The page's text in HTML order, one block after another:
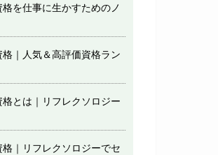
を仕事に生かすためのノ
｜人気＆高評価資格ラン
とは｜リフレクソロジー
｜リフレクソロジーでセ